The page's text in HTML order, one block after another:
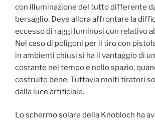
con illuminazione del tutto differente
bersaglio. Deve allora affrontare la
eccesso di raggi luminosi con relativo
Nel caso di poligoni per il tiro con
in ambienti chiusi si ha il vantaggio di
costante nel tempo e nello spazio,
costruito bene. Tuttavia molti tiratori
dalla luce artificiale.
Lo schermo solare della Knobloch ha